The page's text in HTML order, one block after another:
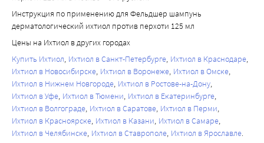
Инструкция по применению для Фельдшер шампунь
дерматологический ихтиол против перхоти 125 мл
Цены на Ихтиол в других городах
Купить Ихтиол Ихтиол в Санкт-Петербурге Ихтиол в Краснодаре
Ихтиол в Новосибирске Ихтиол в Воронеже Ихтиол в Омске
Ихтиол в Нижнем Новгороде Ихтиол в Ростове-на-Дону
Ихтиол в Уфе Ихтиол в Тюмени Ихтиол в Екатеринбурге
Ихтиол в Волгограде Ихтиол в Саратове Ихтиол в Перми
Ихтиол в Красноярске Ихтиол в Казани Ихтиол в Самаре
Ихтиол в Челябинске Ихтиол в Ставрополе Ихтиол в Ярославле